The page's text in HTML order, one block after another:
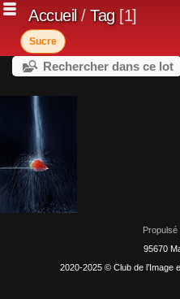
Accueil/ Tag 1
Sucre
Rechercher dans ce lot
Propulsé
95670
2020-2025 © Club de l’Image